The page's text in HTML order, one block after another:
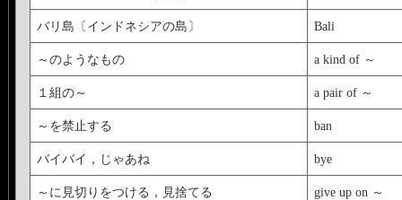
バリ島〔インドネシアの島〕 Bali
～のようなもの a kind of ～
１組の～ a pair of ～
～を禁止する ban
バイバイ，じゃあね bye
～に見切りをつける，見捨てる give up on ～